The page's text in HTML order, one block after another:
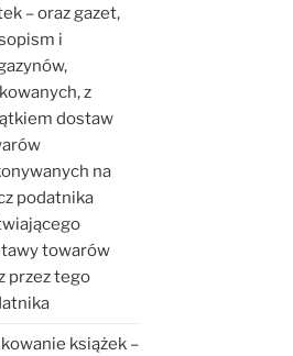
– oraz gazet,
i
z
dostaw
na
podatnika
towarów
przez tego
książek –